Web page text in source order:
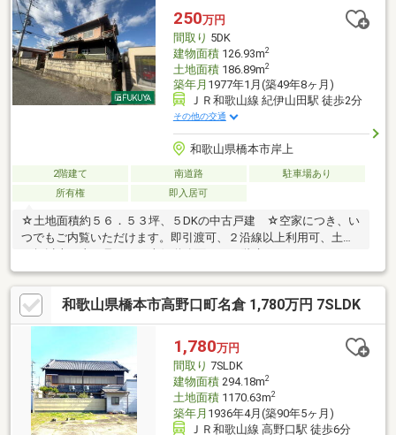
250万円
間取り 5DK
建物面積126.93m2
土地面積186.89m2
築年月 1977年1月(築49年8ヶ月)
ＪＲ和歌山線 紀伊山田駅 徒歩2分
その他の交通
和歌山県橋本市岸上
2階建て 南道路
駐車場あり
所有権
即入居可
☆土地面積約５６．５３坪、５DKの中古戸建 ☆空家につき、い
つでもご内覧いただけます。即引渡可、２沿線以上利用可、土地
和歌山県橋本市高野口町名倉 1,780万円 7SLDK
1,780万円
間取り 7SLDK
建物面積294.18m2
土地面積1170.63m2
築年月 1936年4月(築90年5ヶ月)
ＪＲ和歌山線 高野口駅 徒歩6分